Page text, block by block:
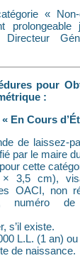
«
Directeur
pour
:
En Cours
de laissez-
par le maire
cette
3,5 cm),
OACI, non
numéro
s’il existe.
L.L. (1 an)
de naissance.